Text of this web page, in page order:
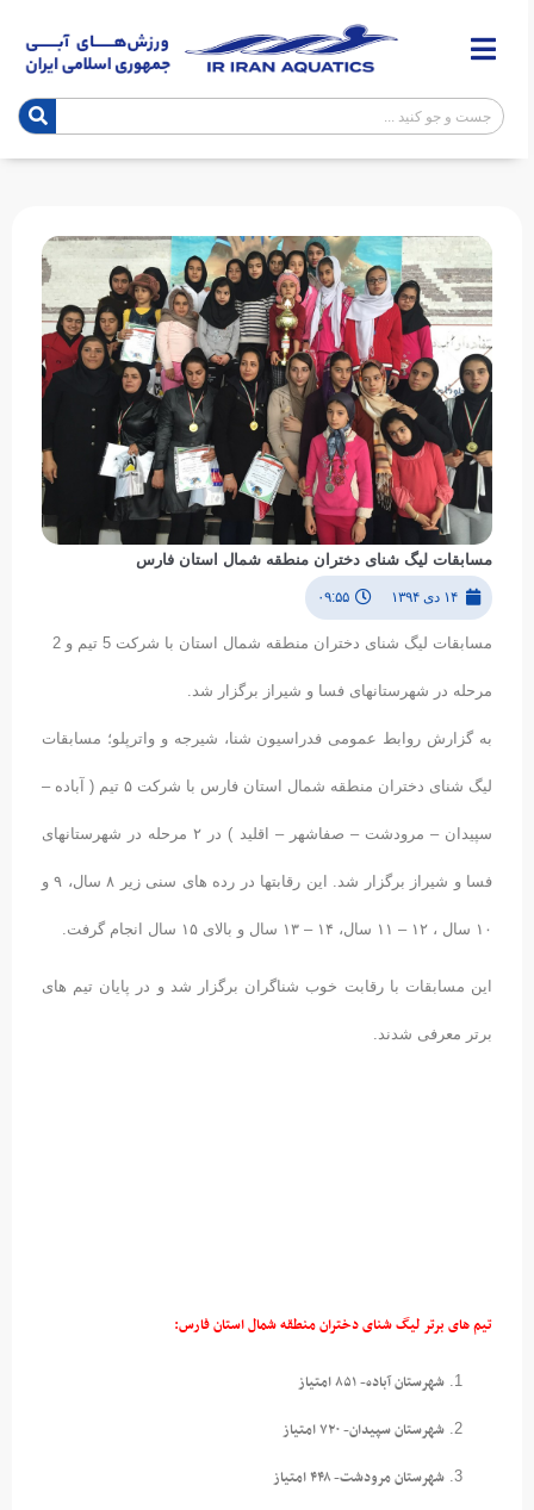
مسابقات لیگ شنای دختران منطقه شمال استان فارس
۱۴ دی ۱۳۹۴ ۰۹:۵۵
مسابقات لیگ شنای دختران منطقه شمال استان با شرکت 5 تیم و 2
مرحله در شهرستانهای فسا و شیراز برگزار شد.
به گزارش روابط عمومی فدراسیون شنا، شیرجه و واترپلو؛ مسابقات
لیگ شنای دختران منطقه شمال استان فارس با شرکت ۵ تیم ( آباده –
سپیدان – مرودشت – صفاشهر – اقلید ) در ۲ مرحله در شهرستانهای
فسا و شیراز برگزار شد. این رقابتها در رده های سنی زیر ۸ سال، ۹ و
۱۰ سال ، ۱۲ – ۱۱ سال، ۱۴ – ۱۳ سال و بالای ۱۵ سال انجام گرفت.
این مسابقات با رقابت خوب شناگران برگزار شد و در پایان تیم های
برتر معرفی شدند.
تیم های برتر لیگ شنای دختران منطقه شمال استان فارس:
شهرستان آباده- ۸۵۱ امتیاز
شهرستان سپیدان- ۷۲۰ امتیاز
شهرستان مرودشت- ۴۴۸ امتیاز